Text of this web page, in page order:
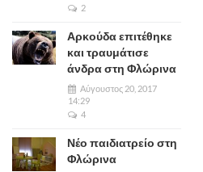
2
Αρκούδα επιτέθηκε
και τραυμάτισε
άνδρα στη Φλώρινα
Αύγουστος 20, 2017
14:29
4
Νέο παιδιατρείο στη
Φλώρινα